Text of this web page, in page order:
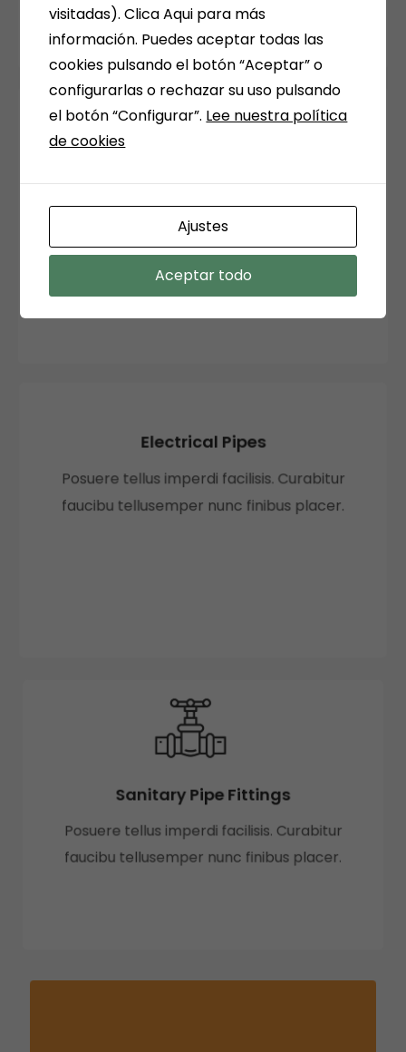
Drainage System Pipes
Posuere tellus imperdi facilisis. Curabitur
faucibu tellusemper nunc finibus placer.
Electrical Pipes
Posuere tellus imperdi facilisis. Curabitur
faucibu tellusemper nunc finibus placer.
Sanitary Pipe Fittings
Posuere tellus imperdi facilisis. Curabitur
faucibu tellusemper nunc finibus placer.
visitadas). Clica Aqui para más
información. Puedes aceptar todas las
cookies pulsando el botón “Aceptar” o
configurarlas o rechazar su uso pulsando
el botón “Configurar”. Lee nuestra política
de cookies
Ajustes
Aceptar todo